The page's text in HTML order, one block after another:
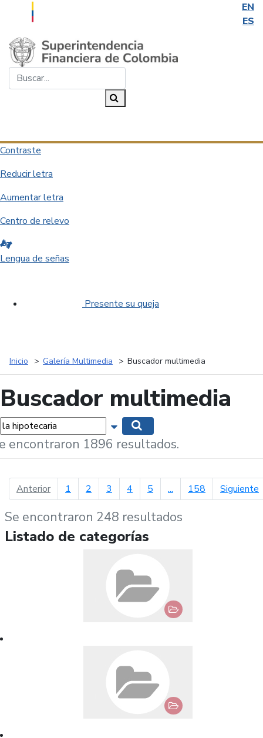
EN
ES
Saltar al contenido principal
Contraste
Reducir letra
Aumentar letra
Centro de relevo
Lengua de señas
Presente su queja
Inicio Galería Multimedia Buscador multimedia
Buscador multimedia
Mostrar opciones de búsqueda
encontraron 1896 resultados.
Anteriorpágina anterior
1 2 3 4 5 ... 158 Siguiente
Se encontraron 248 resultados
Listado de categorías